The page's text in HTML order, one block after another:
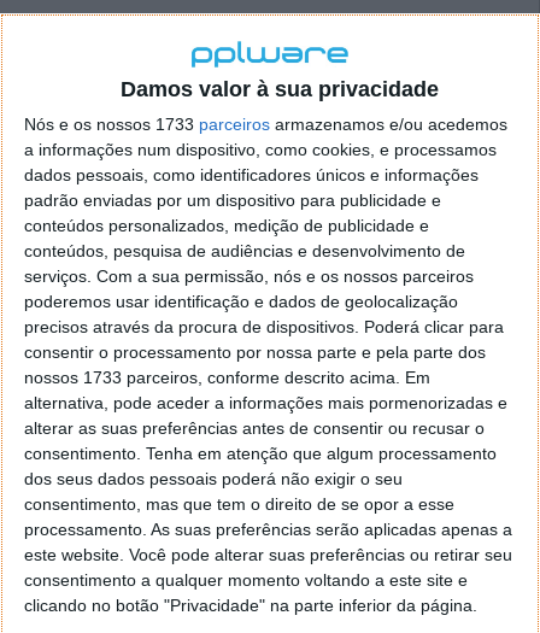
Damos valor à sua privacidade
Nós e os nossos 1733 parceiros armazenamos e/ou acedemos
a informações num dispositivo, como cookies, e processamos
dados pessoais, como identificadores únicos e informações
padrão enviadas por um dispositivo para publicidade e
conteúdos personalizados, medição de publicidade e
conteúdos, pesquisa de audiências e desenvolvimento de
serviços. Com a sua permissão, nós e os nossos parceiros
poderemos usar identificação e dados de geolocalização
precisos através da procura de dispositivos. Poderá clicar para
consentir o processamento por nossa parte e pela parte dos
nossos 1733 parceiros, conforme descrito acima. Em
alternativa, pode aceder a informações mais pormenorizadas e
alterar as suas preferências antes de consentir ou recusar o
consentimento. Tenha em atenção que algum processamento
dos seus dados pessoais poderá não exigir o seu
consentimento, mas que tem o direito de se opor a esse
processamento. As suas preferências serão aplicadas apenas a
este website. Você pode alterar suas preferências ou retirar seu
consentimento a qualquer momento voltando a este site e
clicando no botão "Privacidade" na parte inferior da página.
uma das vantagens da utilização destes
programas é o facto de terem sido criados em
código aberto, o que permite o seu escrutínio
público intensivo e a eventual deteção e correção de
falhas de segurança de forma transparente e pública,
dificultando a introdução de alterações que
permitam espiar o utilizador.
A Pen C3Priv contém também um navegador de
Internet portátil, ao qual foram acrescentados vários
extras para garantir uma maior privacidade da
informação pessoal. Assim, por exemplo:
não são guardadas passwords nem campos de
formulários;
os cookies são eliminados quando o utilizador
fecha o separador do site;
não é guardado o histórico de navegação;
são comparados certificados sobre a
fidedignidade dos sites; são bloqueados scripts,
publicidade, janelas pop-up, jogos e
outras aplicações em flash, deixando ao